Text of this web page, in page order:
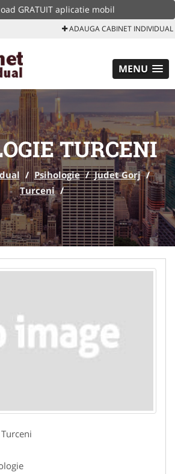
GRATUIT aplicatie mobil
ADAUGA CABINET INDIVIDUAL
MENU
TURCENI
/ Psihologie / Judet Gorj /
Turceni /